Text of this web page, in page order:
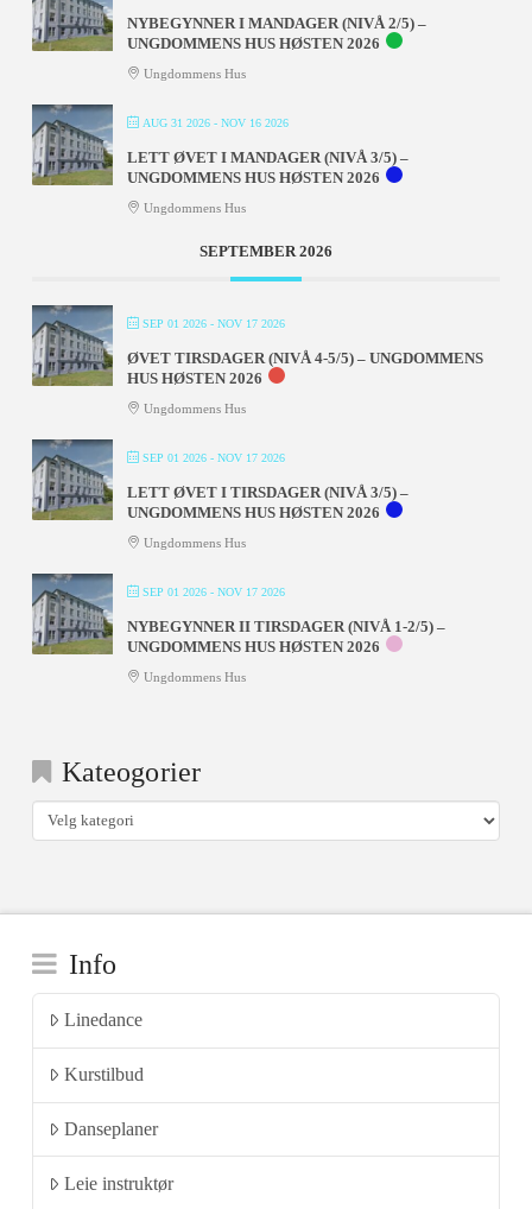
NYBEGYNNER I MANDAGER (NIVÅ 2/5) –
UNGDOMMENS HUS HØSTEN 2026
Ungdommens Hus
AUG 31 2026- NOV 16 2026
LETT ØVET I MANDAGER (NIVÅ 3/5) –
UNGDOMMENS HUS HØSTEN 2026
Ungdommens Hus
SEPTEMBER 2026
SEP 01 2026- NOV 17 2026
ØVET TIRSDAGER (NIVÅ 4-5/5) – UNGDOMMENS
HUS HØSTEN 2026
Ungdommens Hus
SEP 01 2026- NOV 17 2026
LETT ØVET I TIRSDAGER (NIVÅ 3/5) –
UNGDOMMENS HUS HØSTEN 2026
Ungdommens Hus
SEP 01 2026- NOV 17 2026
NYBEGYNNER II TIRSDAGER (NIVÅ 1-2/5) –
UNGDOMMENS HUS HØSTEN 2026
Ungdommens Hus
Kateogorier
Kateogorier
Info
Linedance
Kurstilbud
Danseplaner
Leie instruktør